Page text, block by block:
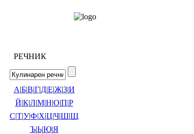
РЕЧНИК
А|Б|В|Г|Д|Е|Ж|З|И
Й|К|Л|М|Н|О|П|Р
С|Т|У|Ф|Х|Ц|Ч|Ш|Щ
Ъ|Ь|Ю|Я